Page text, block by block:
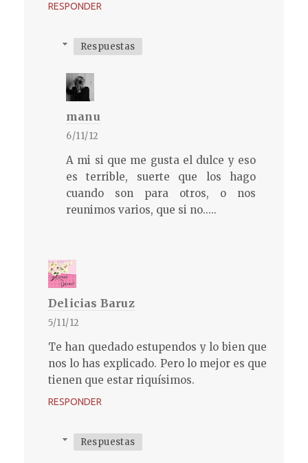
RESPONDER
Respuestas
manu
6/11/12
A mi si que me gusta el dulce y eso
es terrible, suerte que los hago
cuando son para otros, o nos
reunimos varios, que si no.....
Delicias Baruz
5/11/12
Te han quedado estupendos y lo bien que
nos lo has explicado. Pero lo mejor es que
tienen que estar riquísimos.
RESPONDER
Respuestas